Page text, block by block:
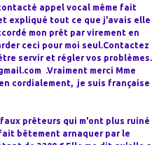
appel vocal même fait
expliqué tout ce que j'avais elle
mon prêt par virement en
ceci pour moi seul.Contactez
servir et régler vos problèmes.
.Vraiment merci Mme
cordialement, je suis française
prêteurs qui m'ont plus ruiné
bêtement arnaquer par le